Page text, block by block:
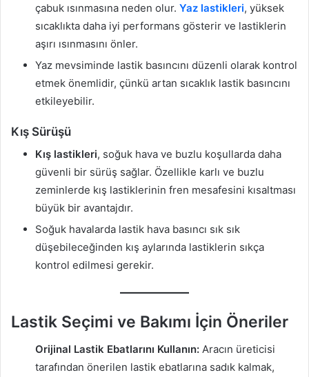
çabuk ısınmasına neden olur. Yaz lastikleri, yüksek
sıcaklıkta daha iyi performans gösterir ve lastiklerin
aşırı ısınmasını önler.
Yaz mevsiminde lastik basıncını düzenli olarak kontrol
etmek önemlidir, çünkü artan sıcaklık lastik basıncını
etkileyebilir.
Kış Sürüşü
Kış lastikleri, soğuk hava ve buzlu koşullarda daha
güvenli bir sürüş sağlar. Özellikle karlı ve buzlu
zeminlerde kış lastiklerinin fren mesafesini kısaltması
büyük bir avantajdır.
Soğuk havalarda lastik hava basıncı sık sık
düşebileceğinden kış aylarında lastiklerin sıkça
kontrol edilmesi gerekir.
Lastik Seçimi ve Bakımı İçin Öneriler
Orijinal Lastik Ebatlarını Kullanın: Aracın üreticisi
tarafından önerilen lastik ebatlarına sadık kalmak,